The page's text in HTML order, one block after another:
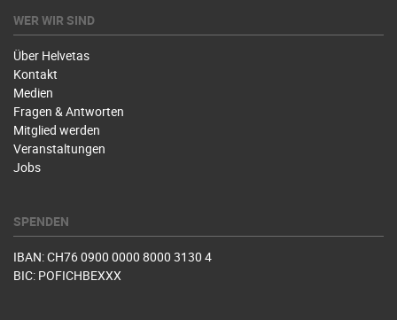
WER WIR SIND
Über Helvetas
Kontakt
Medien
Fragen & Antworten
Mitglied werden
Veranstaltungen
Jobs
SPENDEN
IBAN: CH76 0900 0000 8000 3130 4
BIC: POFICHBEXXX